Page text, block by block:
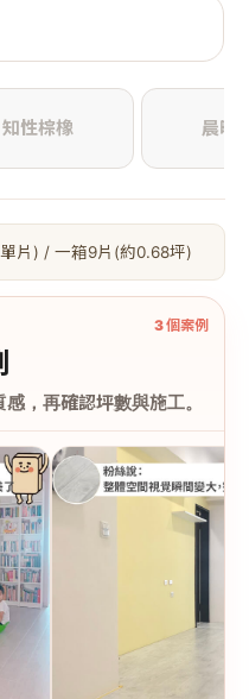
知性棕橡 晨曦
片) / 一箱9片(約0.68坪)
3 個案例
，再確認坪數與施工。